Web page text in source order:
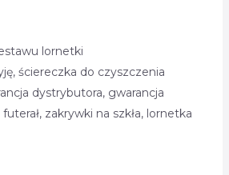
lornetki
ściereczka do czyszczenia
dystrybutora, gwarancja
futerał, zakrywki na szkła, lornetka